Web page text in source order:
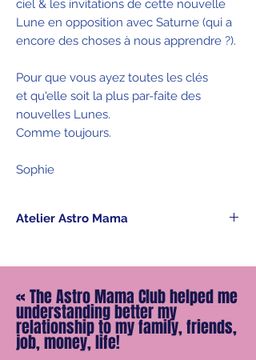
ciel & les invitations de cette nouvelle
Lune en opposition avec Saturne (qui a
encore des choses à nous apprendre ?).
Pour que vous ayez toutes les clés
et qu'elle soit la plus par-faite des
nouvelles Lunes.
Comme toujours.
Sophie
Atelier Astro Mama
avec la confirmation d'achat le lien de
à votre rythme.
Merveilleuse nouvelle Lune à vous.
« The Astro Mama Club helped me
understanding better my
relationship to my family, friends,
job, money, life!